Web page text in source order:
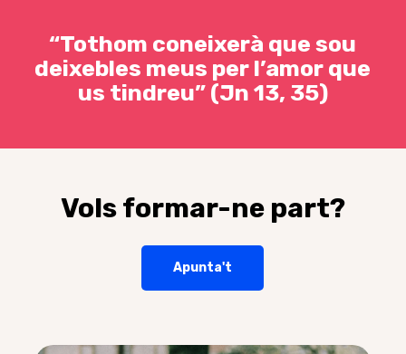
“Tothom coneixerà que sou
deixebles meus per l’amor que
us tindreu” (Jn 13, 35)
Volsformar-ne part?
Apunta't